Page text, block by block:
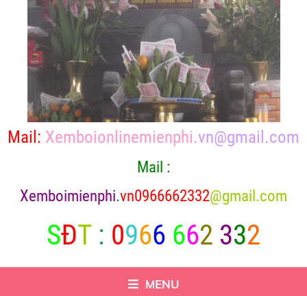
Mail: Xemboionlinemienphi.vn@gmail.com
Mail :
Xemboimienphi.vn0966662332@gmail.com
SĐT : 0966 662 332
MENU